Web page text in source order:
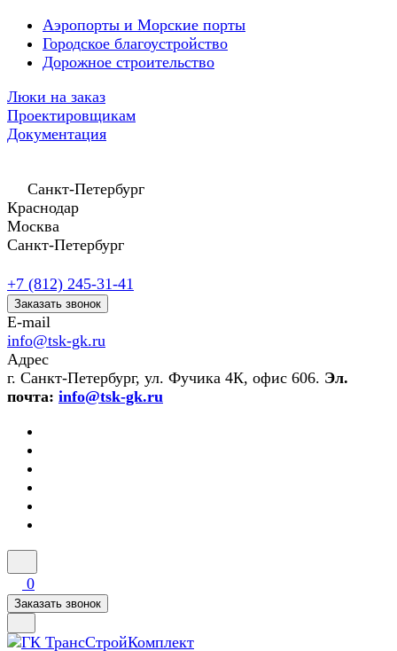
Аэропорты и Морские порты
Городское благоустройство
Дорожное строительство
Люки на заказ
Проектировщикам
Документация
Санкт-Петербург
Краснодар
Москва
Санкт-Петербург
+7 (812) 245-31-41
Заказать звонок
E-mail
info@tsk-gk.ru
Адрес
г. Санкт-Петербург, ул. Фучика 4К, офис 606. Эл.
почта: info@tsk-gk.ru
0
Заказать звонок